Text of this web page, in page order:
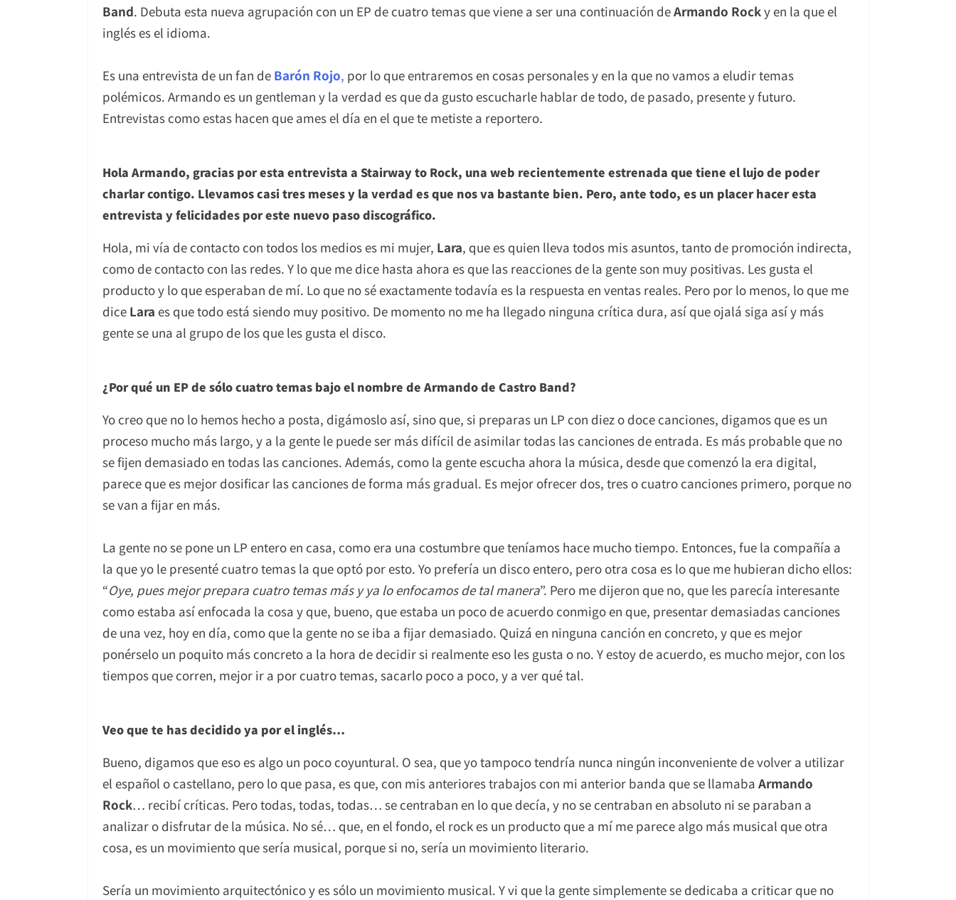
Band. Debuta esta nueva agrupación con un EP de cuatro temas que viene a ser una continuación deArmando Rocky en la que el
inglés es el idioma.
Es una entrevista de un fan de Barón Rojo, por lo que entraremos en cosas personales y en la que no vamos a eludir temas
polémicos. Armando es un gentleman y la verdad es que da gusto escucharle hablar de todo, de pasado, presente y futuro.
Entrevistas como estas hacen que ames el día en el que te metiste a reportero.
Hola Armando, gracias por esta entrevista a Stairway to Rock, una web recientemente estrenada que tiene el lujo de poder
charlar contigo. Llevamos casi tres meses y la verdad es que nos va bastante bien. Pero, ante todo, es un placer hacer esta
entrevista y felicidades por este nuevo paso discográfico.
Hola, mi vía de contacto con todos los medios es mi mujer, Lara, que es quien lleva todos mis asuntos, tanto de promoción indirecta,
como de contacto con las redes. Y lo que me dice hasta ahora es que las reacciones de la gente son muy positivas. Les gusta el
producto y lo que esperaban de mí. Lo que no sé exactamente todavía es la respuesta en ventas reales. Pero por lo menos, lo que me
dice Lara es que todo está siendo muy positivo. De momento no me ha llegado ninguna crítica dura, así que ojalá siga así y más
gente se una al grupo de los que les gusta el disco.
¿Por qué un EP de sólo cuatro temas bajo el nombre de Armando de Castro Band?
Yo creo que no lo hemos hecho a posta, digámoslo así, sino que, si preparas un LP con diez o doce canciones, digamos que es un
proceso mucho más largo, y a la gente le puede ser más difícil de asimilar todas las canciones de entrada. Es más probable que no
se fijen demasiado en todas las canciones. Además, como la gente escucha ahora la música, desde que comenzó la era digital,
parece que es mejor dosificar las canciones de forma más gradual. Es mejor ofrecer dos, tres o cuatro canciones primero, porque no
se van a fijar en más.
La gente no se pone un LP entero en casa, como era una costumbre que teníamos hace mucho tiempo. Entonces, fue la compañía a
la que yo le presenté cuatro temas la que optó por esto. Yo prefería un disco entero, pero otra cosa es lo que me hubieran dicho ellos:
“Oye, pues mejor prepara cuatro temas más y ya lo enfocamos de tal manera”. Pero me dijeron que no, que les parecía interesante
como estaba así enfocada la cosa y que, bueno, que estaba un poco de acuerdo conmigo en que, presentar demasiadas canciones
de una vez, hoy en día, como que la gente no se iba a fijar demasiado. Quizá en ninguna canción en concreto, y que es mejor
ponérselo un poquito más concreto a la hora de decidir si realmente eso les gusta o no. Y estoy de acuerdo, es mucho mejor, con los
tiempos que corren, mejor ir a por cuatro temas, sacarlo poco a poco, y a ver qué tal.
Veo que te has decidido ya por el inglés…
Bueno, digamos que eso es algo un poco coyuntural. O sea, que yo tampoco tendría nunca ningún inconveniente de volver a utilizar
el español o castellano, pero lo que pasa, es que, con mis anteriores trabajos con mi anterior banda que se llamaba Armando
Rock… recibí críticas. Pero todas, todas, todas… se centraban en lo que decía, y no se centraban en absoluto ni se paraban a
analizar o disfrutar de la música. No sé… que, en el fondo, el rock es un producto que a mí me parece algo más musical que otra
cosa, es un movimiento que sería musical, porque si no, sería un movimiento literario.
Sería un movimiento arquitectónico y es sólo un movimiento musical. Y vi que la gente simplemente se dedicaba a criticar que no